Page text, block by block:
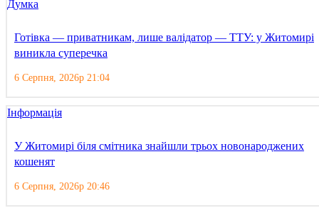
Думка
Готівка — приватникам, лише валідатор — ТТУ: у Житомирі
виникла суперечка
6 Серпня, 2026р 21:04
Інформація
У Житомирі біля смітника знайшли трьох новонароджених
кошенят
6 Серпня, 2026р 20:46